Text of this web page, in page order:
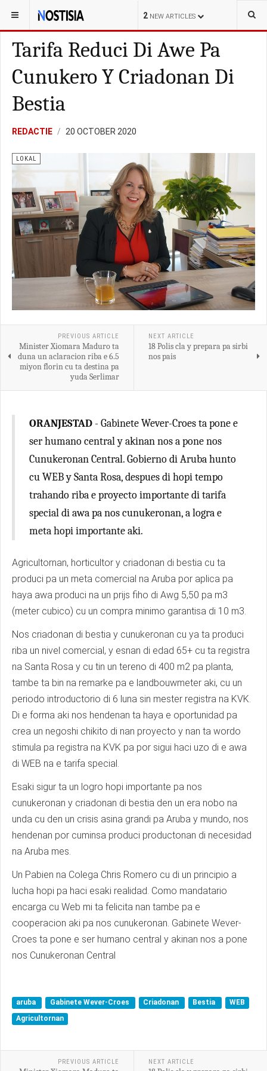
2 NEW ARTICLES
YOU ARE HERE: ARUBA
Tarifa Reduci Di Awe Pa
Cunukero Y Criadonan Di
Bestia
REDACTIE 20 OCTOBER 2020
LOKAL
PREVIOUS ARTICLE
Minister Xiomara Maduro ta
duna un aclaracion riba e 6.5
miyon florin cu ta destina pa
yuda Serlimar
NEXT ARTICLE
18 Polis cla y prepara pa sirbi
nos pais
ORANJESTAD - Gabinete Wever-Croes ta pone e
ser humano central y akinan nos a pone nos
Cunukeronan Central. Gobierno di Aruba hunto
cu WEB y Santa Rosa, despues di hopi tempo
trahando riba e proyecto importante di tarifa
special di awa pa nos cunukeronan, a logra e
meta hopi importante aki.
Agricultornan, horticultor y criadonan di bestia cu ta
produci pa un meta comercial na Aruba por aplica pa
haya awa produci na un prijs fiho di Awg 5,50 pa m3
(meter cubico) cu un compra minimo garantisa di 10 m3.
Nos criadonan di bestia y cunukeronan cu ya ta produci
riba un nivel comercial, y esnan di edad 65+ cu ta registra
na Santa Rosa y cu tin un tereno di 400 m2 pa planta,
tambe ta bin na remarke pa e landbouwmeter aki, cu un
periodo introductorio di 6 luna sin mester registra na KVK.
Di e forma aki nos hendenan ta haya e oportunidad pa
crea un negoshi chikito di nan proyecto y nan ta wordo
stimula pa registra na KVK pa por sigui haci uzo di e awa
di WEB na e tarifa special.
Esaki sigur ta un logro hopi importante pa nos
cunukeronan y criadonan di bestia den un era nobo na
unda cu den un crisis asina grandi pa Aruba y mundo, nos
hendenan por cuminsa produci productonan di necesidad
na Aruba mes.
Un Pabien na Colega Chris Romero cu di un principio a
lucha hopi pa haci esaki realidad. Como mandatario
encarga cu Web mi ta felicita nan tambe pa e
cooperacion aki pa nos cunukeronan. Gabinete Wever-
Croes ta pone e ser humano central y akinan nos a pone
nos Cunukeronan Central
aruba Gabinete Wever-Croes Criadonan Bestia
WEB
Agricultornan
PREVIOUS ARTICLE NEXT ARTICLE